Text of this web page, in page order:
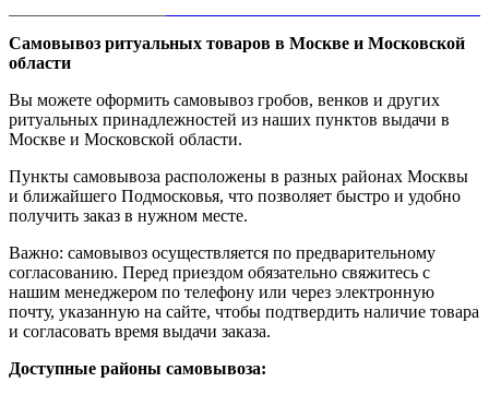
Самовывоз ритуальных товаров в Москве и Московской
области
Вы можете оформить самовывоз гробов, венков и других
ритуальных принадлежностей из наших пунктов выдачи в
Москве и Московской области.
Пункты самовывоза расположены в разных районах Москвы
и ближайшего Подмосковья, что позволяет быстро и удобно
получить заказ в нужном месте.
Важно: самовывоз осуществляется по предварительному
согласованию. Перед приездом обязательно свяжитесь с
нашим менеджером по телефону или через электронную
почту, указанную на сайте, чтобы подтвердить наличие товара
и согласовать время выдачи заказа.
Доступные районы самовывоза: